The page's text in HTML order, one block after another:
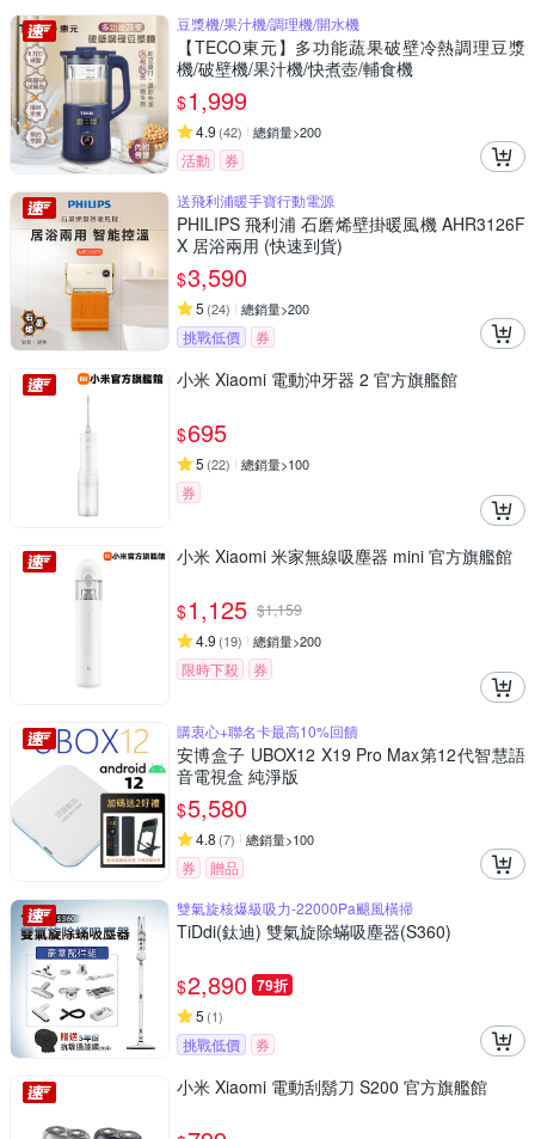
豆漿機/果汁機/調理機/開水機
【TECO東元】多功能蔬果破壁冷熱調理豆漿
機/破壁機/果汁機/快煮壺/輔食機
$1,999
4.9 (42) 總銷量>200
活動
券
送飛利浦暖手寶行動電源
PHILIPS 飛利浦 石磨烯壁掛暖風機 AHR3126F
X 居浴兩用 (快速到貨)
$3,590
5 (24) 總銷量>200
挑戰低價 券
小米 Xiaomi 電動沖牙器 2 官方旗艦館
$695
5 (22) 總銷量>100
券
小米 Xiaomi 米家無線吸塵器 mini 官方旗艦館
$1,125 $1,159
4.9 (19) 總銷量>200
限時下殺 券
購衷心+聯名卡最高10%回饋
安博盒子 UBOX12 X19 Pro Max第12代智慧語
音電視盒 純淨版
$5,580
4.8 (7) 總銷量>100
券
贈品
雙氣旋核爆級吸力-22000Pa颶風橫掃
TiDdi(鈦迪) 雙氣旋除蟎吸塵器(S360)
$2,890 79折
5 (1)
挑戰低價 券
小米 Xiaomi 電動刮鬍刀 S200 官方旗艦館